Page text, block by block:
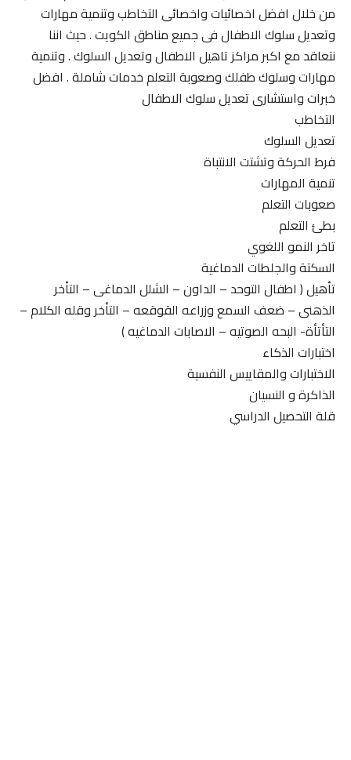
من خلال افضل اخصائيات واخصائى التخاطب وتنمية مهارات
وتعديل سلوك الاطفال فى جميع مناطق الكويت . حيث اننا
نتعاقد مع اكبر مراكز تاهيل الاطفال وتعديل السلوك . وتنمية
مهارات وسلوك طفلك وصعوبة التعلم خدمات شاملة . افضل
خبرات واستشارى تعديل سلوك الاطفال
التخاطب
تعديل السلوك
فرط الحركة وتشتت الانتباة
تنمية المهارات
صعوبات التعلم
بطئ التعلم
تاخر النمو اللغوي
السكتة والجلطات الدماغية
تأهيل ( اطفال التوحد – الداون – الشلل الدماغى – التأخر
الذهنى – ضعف السمع وزراعه القوقعه – التأخر وقله الكلام –
التأتأة- البحه الصوتيه – الاصابات الدماغيه )
اختبارات الذكاء
الاختبارات والمقاييس النفسية
الذاكرة و النسيان
قلة التحصيل الدراسي